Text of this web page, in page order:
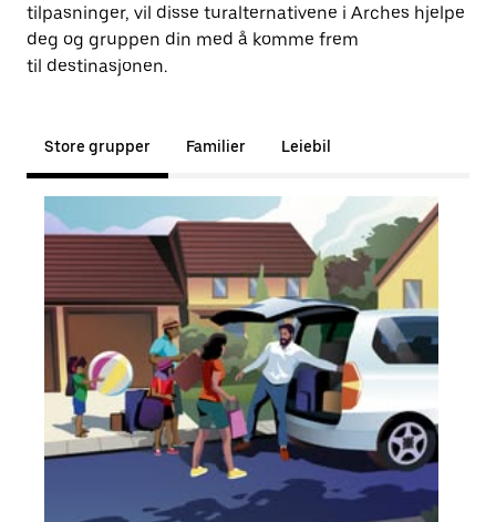
tilpasninger, vil disse turalternativene i Arches hjelpe
deg og gruppen din med å komme frem
til destinasjonen.
Store grupper Familier Leiebil